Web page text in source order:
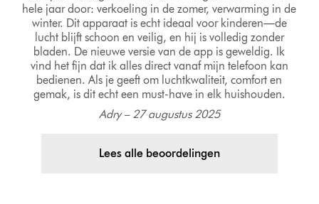
hele jaar door: verkoeling in de zomer, verwarming in de
winter. Dit apparaat is echt ideaal voor kinderen—de
lucht blijft schoon en veilig, en hij is volledig zonder
bladen. De nieuwe versie van de app is geweldig. Ik
vind het fijn dat ik alles direct vanaf mijn telefoon kan
bedienen. Als je geeft om luchtkwaliteit, comfort en
gemak, is dit echt een must-have in elk huishouden.
Adry – 27 augustus 2025
Lees alle beoordelingen